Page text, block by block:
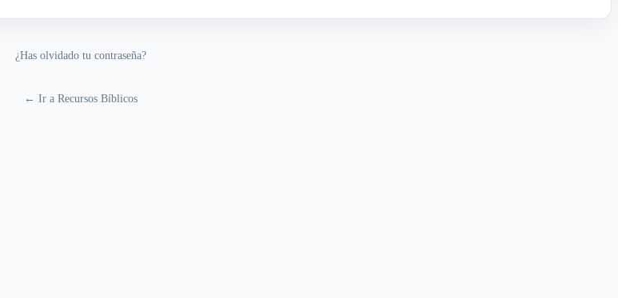
¿Has olvidado tu contraseña?
← Ir a Recursos Bíblicos